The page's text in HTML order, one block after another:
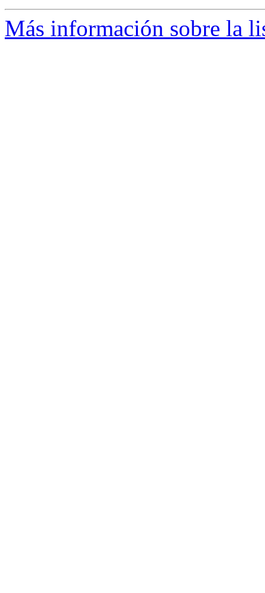
Más información sobre la